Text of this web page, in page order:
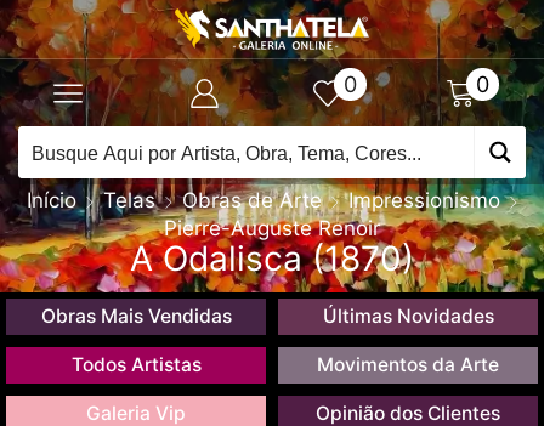
0 0
Início Telas Obras de Arte
Impressionismo
Pierre-Auguste Renoir
A Odalisca (1870)
Obras Mais Vendidas Últimas Novidades
Todos Artistas Movimentos da Arte
Galeria Vip Opinião dos Clientes